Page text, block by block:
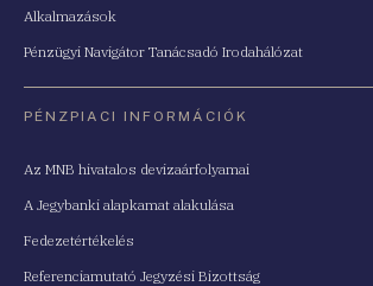
Alkalmazások
Pénzügyi Navigátor Tanácsadó Irodahálózat
PÉNZPIACI INFORMÁCIÓK
Az MNB hivatalos devizaárfolyamai
A Jegybanki alapkamat alakulása
Fedezetértékelés
Referenciamutató Jegyzési Bizottság